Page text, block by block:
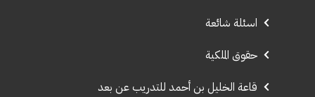
اسئلة شائعة
حقوق الملكية
قاعة الخليل بن أحمد للتدريب عن بعد